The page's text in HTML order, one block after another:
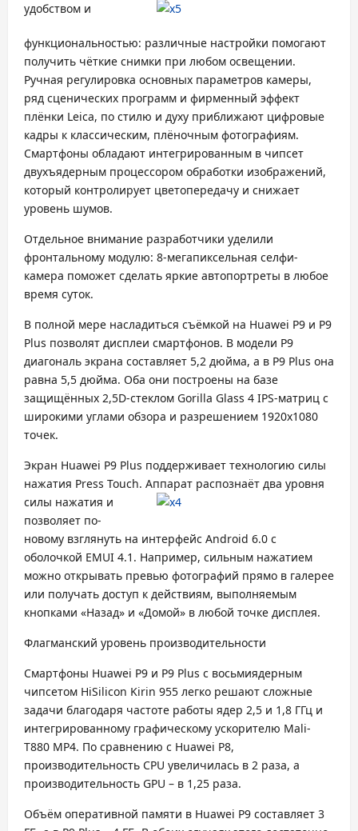
удобством и
функциональностью: различные настройки помогают
получить чёткие снимки при любом освещении.
Ручная регулировка основных параметров камеры,
ряд сценических программ и фирменный эффект
плёнки Leica, по стилю и духу приближают цифровые
кадры к классическим, плёночным фотографиям.
Смартфоны обладают интегрированным в чипсет
двухъядерным процессором обработки изображений,
который контролирует цветопередачу и снижает
уровень шумов.
Отдельное внимание разработчики уделили
фронтальному модулю: 8-мегапиксельная селфи-
камера поможет сделать яркие автопортреты в любое
время суток.
В полной мере насладиться съёмкой на Huawei P9 и P9
Plus позволят дисплеи смартфонов. В модели P9
диагональ экрана составляет 5,2 дюйма, а в P9 Plus она
равна 5,5 дюйма. Оба они построены на базе
защищённых 2,5D-стеклом Gorilla Glass 4 IPS-матриц с
широкими углами обзора и разрешением 1920х1080
точек.
Экран Huawei P9 Plus поддерживает технологию силы
нажатия Press Touch. Аппарат распознаёт два уровня
силы нажатия и
позволяет по-
новому взглянуть на интерфейс Android 6.0 с
оболочкой EMUI 4.1. Например, сильным нажатием
можно открывать превью фотографий прямо в галерее
или получать доступ к действиям, выполняемым
кнопками «Назад» и «Домой» в любой точке дисплея.
Флагманский уровень производительности
Смартфоны Huawei P9 и P9 Plus с восьмиядерным
чипсетом HiSilicon Kirin 955 легко решают сложные
задачи благодаря частоте работы ядер 2,5 и 1,8 ГГц и
интегрированному графическому ускорителю Mali-
T880 MP4. По сравнению с Huawei P8,
производительность CPU увеличилась в 2 раза, а
производительность GPU – в 1,25 раза.
Объём оперативной памяти в Huawei P9 составляет 3